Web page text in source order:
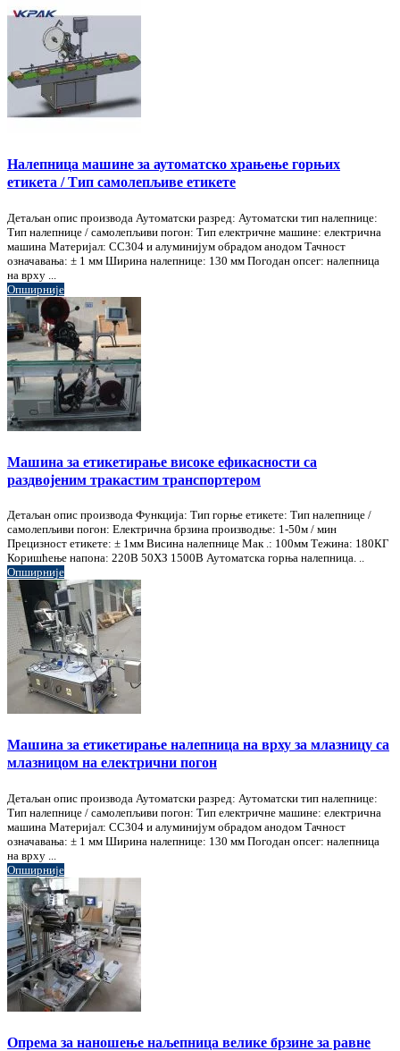
Налепница машине за аутоматско храњење горњих
етикета / Тип самолепљиве етикете
Детаљан опис производа Аутоматски разред: Аутоматски тип налепнице:
Тип налепнице / самолепљиви погон: Тип електричне машине: електрична
машина Материјал: СС304 и алуминијум обрадом анодом Тачност
означавања: ± 1 мм Ширина налепнице: 130 мм Погодан опсег: налепница
на врху ...
Опширније
Машина за етикетирање високе ефикасности са
раздвојеним тракастим транспортером
Детаљан опис производа Функција: Тип горње етикете: Тип налепнице /
самолепљиви погон: Електрична брзина производње: 1-50м / мин
Прецизност етикете: ± 1мм Висина налепнице Мак .: 100мм Тежина: 180КГ
Коришћење напона: 220В 50ХЗ 1500В Аутоматска горња налепница. ..
Опширније
Машина за етикетирање налепница на врху за млазницу са
млазницом на електрични погон
Детаљан опис производа Аутоматски разред: Аутоматски тип налепнице:
Тип налепнице / самолепљиви погон: Тип електричне машине: електрична
машина Материјал: СС304 и алуминијум обрадом анодом Тачност
означавања: ± 1 мм Ширина налепнице: 130 мм Погодан опсег: налепница
на врху ...
Опширније
Опрема за наношење наљепница велике брзине за равне